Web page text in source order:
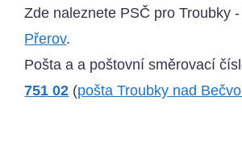
Zde naleznete PSČ pro Troubky
Přerov.
Pošta a a poštovní směrovací
751 02 (pošta Troubky nad